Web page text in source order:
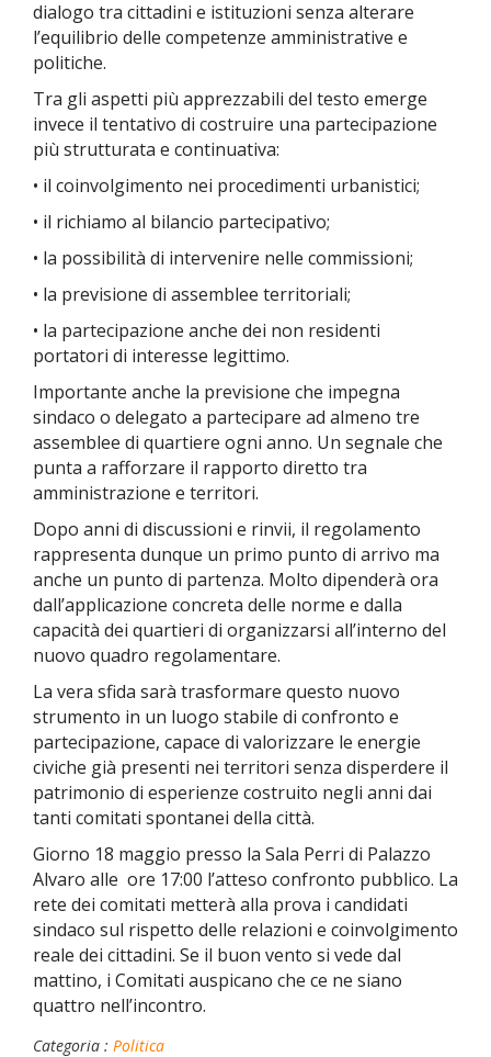
dialogo tra cittadini e istituzioni senza alterare
l’equilibrio delle competenze amministrative e
politiche.
Tra gli aspetti più apprezzabili del testo emerge
invece il tentativo di costruire una partecipazione
più strutturata e continuativa:
• il coinvolgimento nei procedimenti urbanistici;
• il richiamo al bilancio partecipativo;
• la possibilità di intervenire nelle commissioni;
• la previsione di assemblee territoriali;
• la partecipazione anche dei non residenti
portatori di interesse legittimo.
Importante anche la previsione che impegna
sindaco o delegato a partecipare ad almeno tre
assemblee di quartiere ogni anno. Un segnale che
punta a rafforzare il rapporto diretto tra
amministrazione e territori.
Dopo anni di discussioni e rinvii, il regolamento
rappresenta dunque un primo punto di arrivo ma
anche un punto di partenza. Molto dipenderà ora
dall’applicazione concreta delle norme e dalla
capacità dei quartieri di organizzarsi all’interno del
nuovo quadro regolamentare.
La vera sfida sarà trasformare questo nuovo
strumento in un luogo stabile di confronto e
partecipazione, capace di valorizzare le energie
civiche già presenti nei territori senza disperdere il
patrimonio di esperienze costruito negli anni dai
tanti comitati spontanei della città.
Giorno 18 maggio presso la Sala Perri di Palazzo
Alvaro alle ore 17:00 l’atteso confronto pubblico. La
rete dei comitati metterà alla prova i candidati
sindaco sul rispetto delle relazioni e coinvolgimento
reale dei cittadini. Se il buon vento si vede dal
mattino, i Comitati auspicano che ce ne siano
quattro nell’incontro.
Categoria : Politica